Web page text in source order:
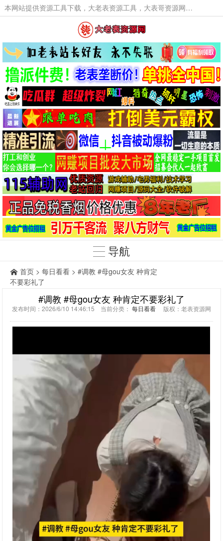
本网站提供资源工具下载，大老表资源工具，大表哥资源网软件工具，大老表资源下载，活动线报福利资源分享,活动线报，大型网游经典游戏，网络热门技术游戏辅助交流与分享。
导航
首页 > 每日看看 > #调教 #母gou女友 种肯定
不要彩礼了
#调教 #母gou女友 种肯定不要彩礼了
发布时间：2026/6/10 14:46:15 当前分类： 每日看看 版权：老表资源网